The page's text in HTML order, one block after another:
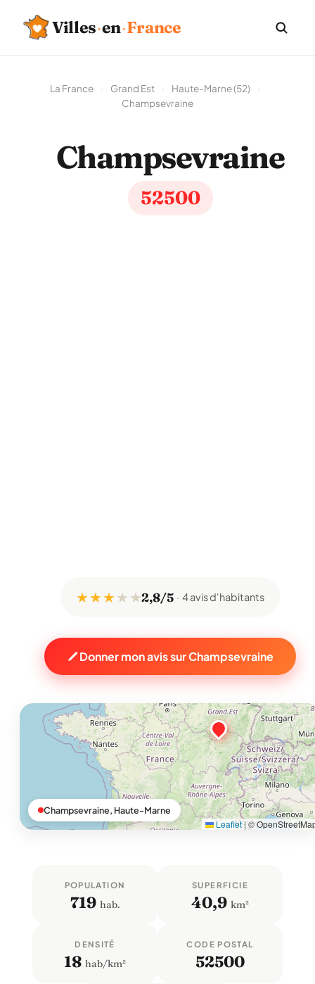
Villes·en·France
La France Grand Est Haute-Marne (52)
Champsevraine
Champsevraine
52500
★ ★ ★★ ★2,8/5 4 avis d'habitants
Donner mon avis sur Champsevraine
Leaflet|©
Champsevraine, Haute-Marne
POPULATION
719 hab.
SUPERFICIE
40,9 km²
DENSITÉ
18 hab/km²
CODE POSTAL
52500